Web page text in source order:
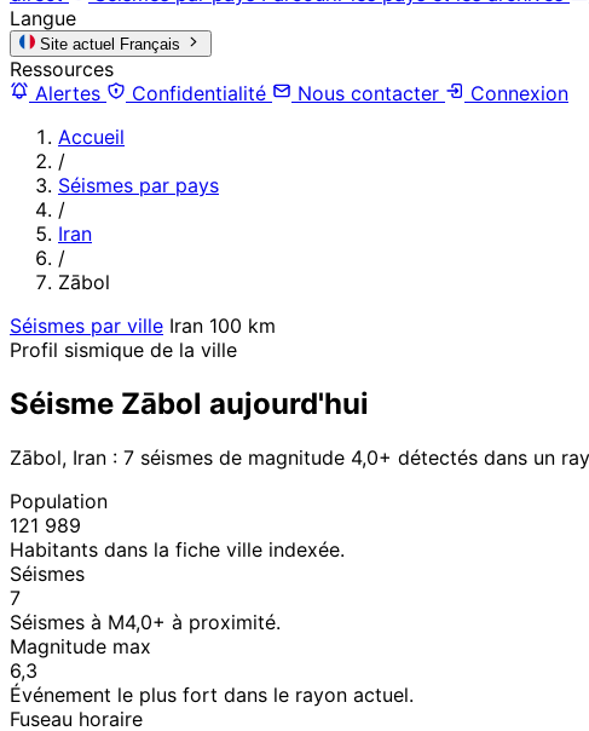
Langue
Site actuel Français
Ressources
Alertes
Confidentialité Nous contacter
Connexion
Accueil
/
Séismes par pays
/
Iran
/
Zābol
Séismes par ville Iran 100 km
Profil sismique de la ville
Séisme Zābol aujourd'hui
Zābol, Iran : 7 séismes de magnitude 4,0+ détectés dans un
Population
121 989
Habitants dans la fiche ville indexée.
Séismes
7
Séismes à M4,0+ à proximité.
Magnitude max
6,3
Événement le plus fort dans le rayon actuel.
Fuseau horaire